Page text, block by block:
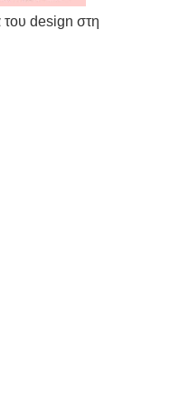
design στη